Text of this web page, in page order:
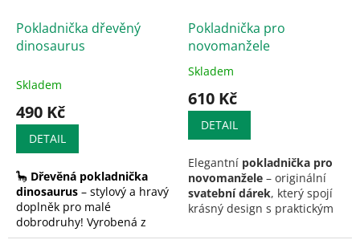
Pokladnička dřevěný
dinosaurus
Skladem
490 Kč
DETAIL
🦕 Dřevěná pokladnička
dinosaurus – stylový a hravý
doplněk pro malé
dobrodruhy! Vyrobená z
masivního dřeva s
Pokladnička pro
novomanžele
Průměrné
produktu
5,0
5
hvězdiček.
Skladem
610 Kč
DETAIL
Elegantní pokladnička pro
novomanžele – originální
svatební dárek, který spojí
krásný design s praktickým
peněžní daryispolečné